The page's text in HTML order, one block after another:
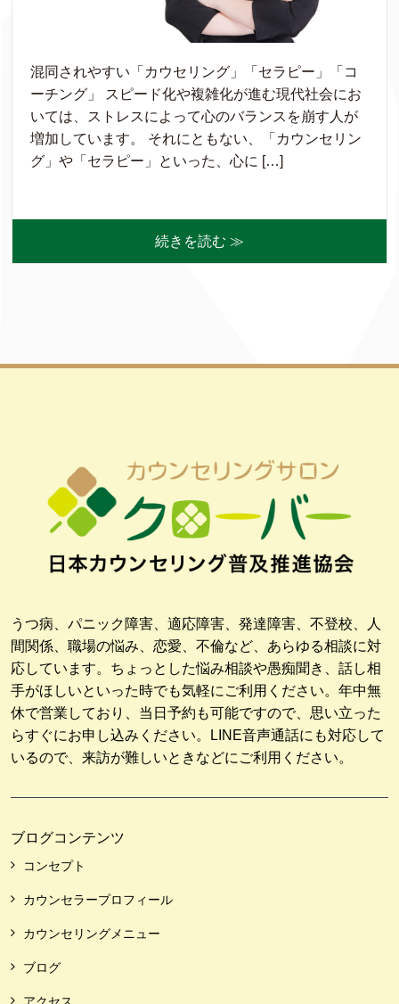
混同されやすい「カウセリング」「セラピー」「コ
ーチング」 スピード化や複雑化が進む現代社会にお
いては、ストレスによって心のバランスを崩す人が
増加しています。 それにともない、「カウンセリン
グ」や「セラピー」といった、心に […]
続きを読む ≫
うつ病、パニック障害、適応障害、発達障害、不登校、人
間関係、職場の悩み、恋愛、不倫など、あらゆる相談に対
応しています。ちょっとした悩み相談や愚痴聞き、話し相
手がほしいといった時でも気軽にご利用ください。年中無
休で営業しており、当日予約も可能ですので、思い立った
らすぐにお申し込みください。LINE音声通話にも対応して
いるので、来訪が難しいときなどにご利用ください。
ブログコンテンツ
コンセプト
カウンセラープロフィール
カウンセリングメニュー
ブログ